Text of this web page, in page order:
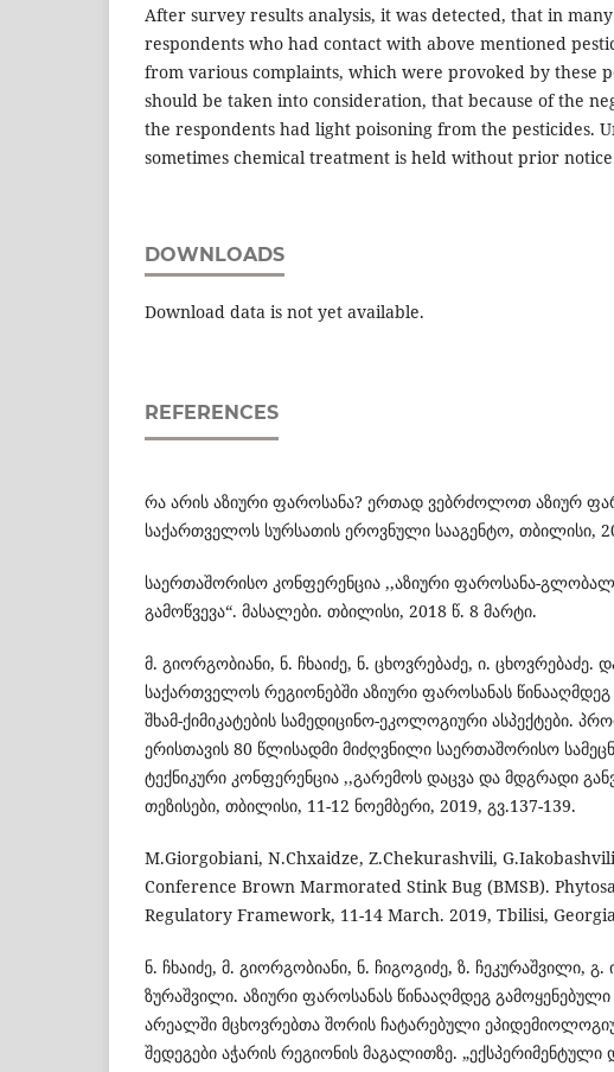
After survey results analysis, it was detected, that in many
respondents who had contact with above mentioned
from various complaints, which were provoked by these
should be taken into consideration, that because of the
the respondents had light poisoning from the pesticides.
sometimes chemical treatment is held without prior
DOWNLOADS
Download data is not yet available.
REFERENCES
რა არის აზიური ფაროსანა? ერთად ვებრძოლოთ აზიურ
საქართველოს სურსათის ეროვნული სააგენტო, თბილისი,
საერთაშორისო კონფერენცია ,,აზიური ფაროსანა-
გამოწვევა“. მასალები. თბილისი, 2018 წ. 8 მარტი.
მ. გიორგობიანი, ნ. ჩხაიძე, ნ. ცხოვრებაძე, ი. ცხოვრებაძე.
საქართველოს რეგიონებში აზიური ფაროსანას
შხამ-ქიმიკატების სამედიცინო-ეკოლოგიური ასპექტები.
ერისთავის 80 წლისადმი მიძღვნილი საერთაშორისო
ტექნიკური კონფერენცია ,,გარემოს დაცვა და მდგრადი
თეზისები, თბილისი, 11-12 ნოემბერი, 2019, გვ.137-139.
M.Giorgobiani, N.Chxaidze, Z.Chekurashvili,
Conference Brown Marmorated Stink Bug (BMSB).
Regulatory Framework, 11-14 March. 2019, Tbilisi,
ნ. ჩხაიძე, მ. გიორგობიანი, ნ. ჩიგოგიძე, ზ. ჩეკურაშვილი, გ.
ზურაშვილი. აზიური ფაროსანას წინააღმდეგ გამოყენებული
არეალში მცხოვრებთა შორის ჩატარებული
შედეგები აჭარის რეგიონის მაგალითზე. „ექსპერიმენტული